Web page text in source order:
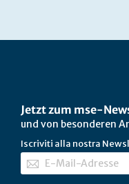
Jetzt zum mse-
und von besonderen
Iscriviti alla nostra